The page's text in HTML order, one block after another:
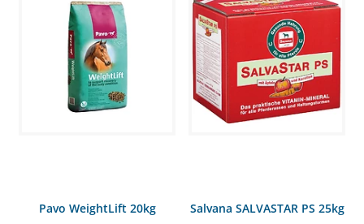
Pavo WeightLift 20kg Salvana SALVASTAR PS 25kg